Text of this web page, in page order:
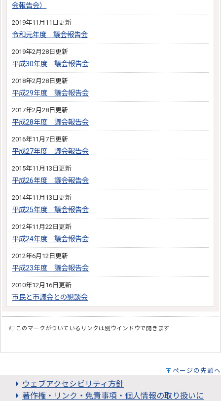
会報告会）
2019年11月11日更新
令和元年度 議会報告会
2019年2月28日更新
平成30年度 議会報告会
2018年2月28日更新
平成29年度 議会報告会
2017年2月28日更新
平成28年度 議会報告会
2016年11月7日更新
平成27年度 議会報告会
2015年11月13日更新
平成26年度 議会報告会
2014年11月13日更新
平成25年度 議会報告会
2012年11月22日更新
平成24年度 議会報告会
2012年6月12日更新
平成23年度 議会報告会
2010年12月16日更新
市民と市議会との懇談会
このマークがついているリンクは別ウインドウで開きます
ページの先頭へ
ウェブアクセシビリティ方針
著作権・リンク・免責事項・個人情報の取り扱いに